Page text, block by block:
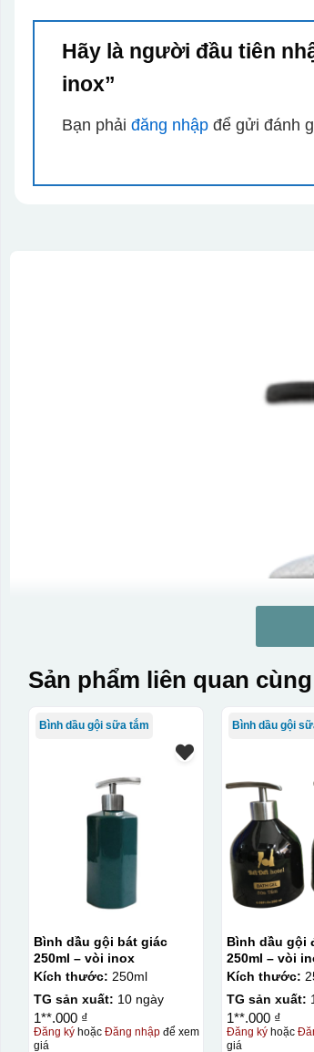
Hãy là người đầu tiên
inox”
Bạn phải đăng nhậpđể gửi đánh
Sản phẩm liên quan
Bình dầu gội sữa tắm
Bình dầu gội bát giác
250ml – vòi inox
Kích thước: 250ml
TG sản xuất: 10 ngày
1**.000 ₫
Đăng kýhoặc Đăng nhậpđể xem
giá
Bình dầu gội
Bình dầu gội
250ml – vòi
Kích thước:
TG sản xuất:
1**.000 ₫
Đăng ký hoặc
giá